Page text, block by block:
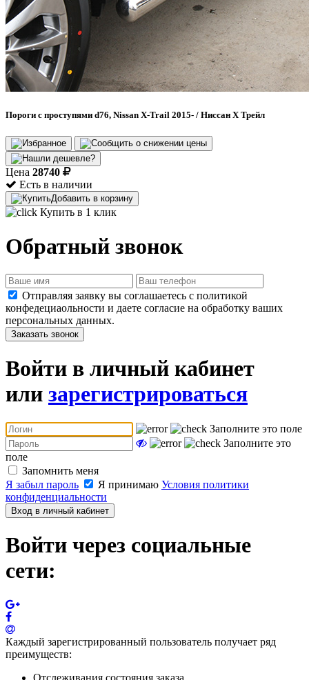
Пороги с проступями d76, Nissan X-Trail 2015- / Ниссан Х Трейл
Цена 28740
Есть в наличии
Добавить в корзину
Купить в 1 клик
Обратный звонок
Отправляя заявку вы соглашаетесь с политикой
конфедециаольности и даете согласие на обработку ваших
персональных данных.
Заказать звонок
Войти в личный кабинет
или зарегистрироваться
Заполните это поле
Заполните это
поле
Запомнить меня
Я забыл пароль
Я принимаю Условия политики
конфиденциальности
Вход в личный кабинет
Войти через социальные
сети:
Каждый зарегистрированный пользователь получает ряд
преимуществ:
Отслеживания состояния заказа